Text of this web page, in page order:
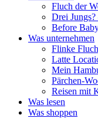
Fluch der
Drei
Before
Was unternehmen
Flinke
Latte
Mein
Pärchen-
Reisen mit
Was lesen
Was shoppen